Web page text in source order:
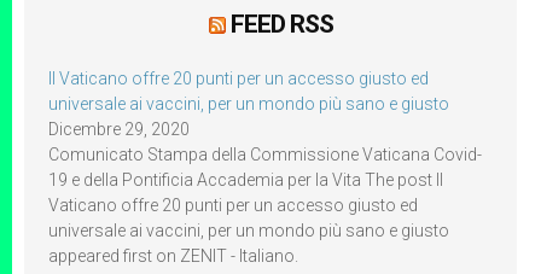
FEED RSS
Il Vaticano offre 20 punti per un accesso giusto ed
universale ai vaccini, per un mondo più sano e giusto
Dicembre 29, 2020
Comunicato Stampa della Commissione Vaticana Covid-
19 e della Pontificia Accademia per la Vita The post Il
Vaticano offre 20 punti per un accesso giusto ed
universale ai vaccini, per un mondo più sano e giusto
appeared first on ZENIT - Italiano.